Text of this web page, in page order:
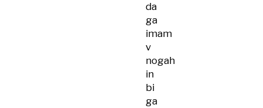
da
ga
imam
v
nogah
in
bi
ga